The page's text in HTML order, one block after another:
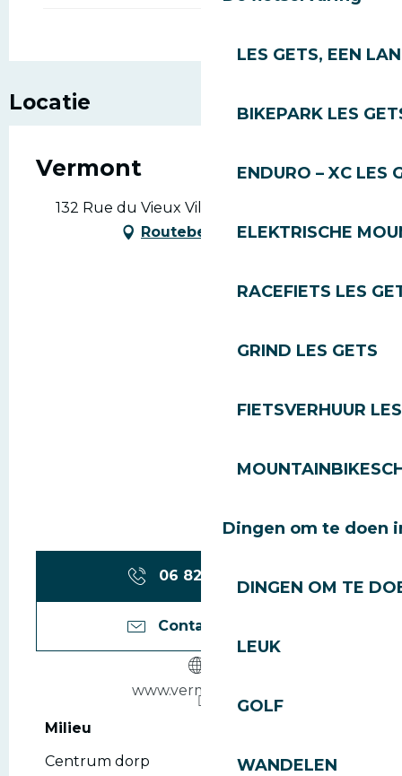
LES GETS, EEN
BIKEPARK LES
ENDURO – XC LES
ELEKTRISCHE
RACEFIETS LES
GRIND LES GETS
FIETSVERHUUR
Dingen om te doen
DINGEN OM TE
LEUK
GOLF
WANDELEN
Locatie
Vermont
132 Rue du Vieux Village, 74260 Les Gets
Routebeschrijving
06 82 39 58
Contacteer ons
www.vermont-ski.fr
Milieu
Milieu
Centrum dorp